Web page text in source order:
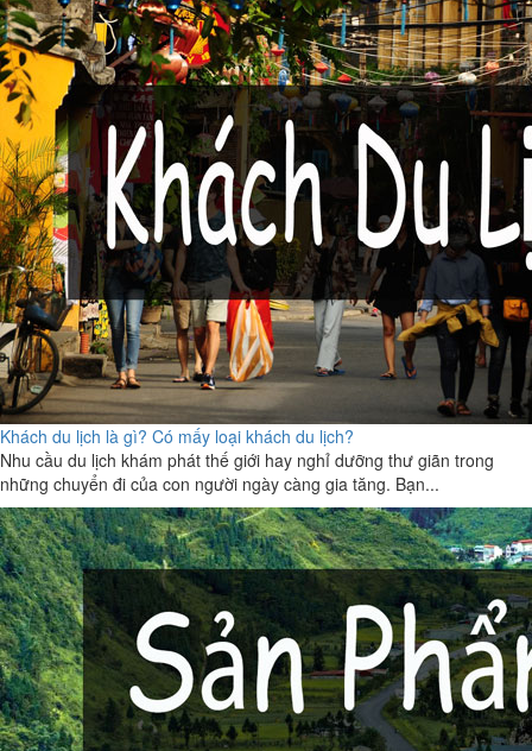
Khách du lịch là gì? Có mấy loại khách du lịch?
Nhu cầu du lịch khám phát thế giới hay nghỉ dưỡng thư giãn trong
những chuyển đi của con người ngày càng gia tăng. Bạn...